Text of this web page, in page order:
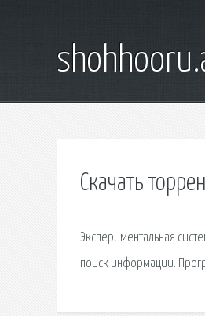
Скачать
Экспериментальная
поиск информации.